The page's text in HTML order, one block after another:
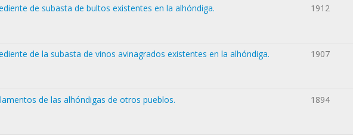
de subasta de bultos existentes en la alhóndiga. 1912
de la subasta de vinos avinagrados existentes en la alhóndiga. 1907
de las alhóndigas de otros pueblos. 1894